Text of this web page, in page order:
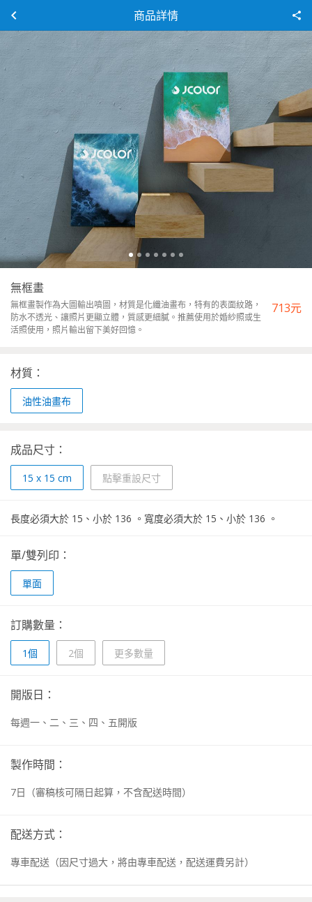
商品詳情
無框畫
無框畫製作為大圖輸出噴圖，材質是化纖油畫布，特有的表面紋路，
防水不透光、讓照片更顯立體，質感更細膩。推薦使用於婚紗照或生
活照使用，照片輸出留下美好回憶。
713元
材質：
油性油畫布
成品尺寸：
15 x 15 cm 點擊重設尺寸
長度必須大於 15 、小於 136 。 寬度必須大於 15 、小於 136 。
單/雙列印：
單面
訂購數量：
1個 2個 更多數量
開版日：
每週一、二、三、四、五開版
製作時間：
7日 （審稿核可隔日起算，不含配送時間）
配送方式：
專車配送（因尺寸過大，將由專車配送，配送運費另計）